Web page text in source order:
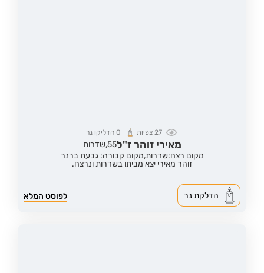
27צפיות 0 הדליקו נר
מאירי זוהר ז"ל55, שדרות
מקום רצח:שדרות,מקום קבורה: גבעת ברנר
זוהר מאירי יצא מביתו בשדרות ונרצח.
לפוסט המלא הדלקת נר